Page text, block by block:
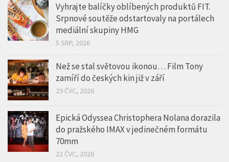
Vyhrajte balíčky oblíbených produktů FIT.
Srpnové soutěže odstartovaly na portálech
mediální skupiny HMG
5 SRP, 2026
Než se stal světovou ikonou… Film Tony
zamíří do českých kin již v září
29 ČVC, 2026
Epická Odyssea Christophera Nolana dorazila
do pražského IMAX v jedinečném formátu
70mm
22 ČVC, 2026